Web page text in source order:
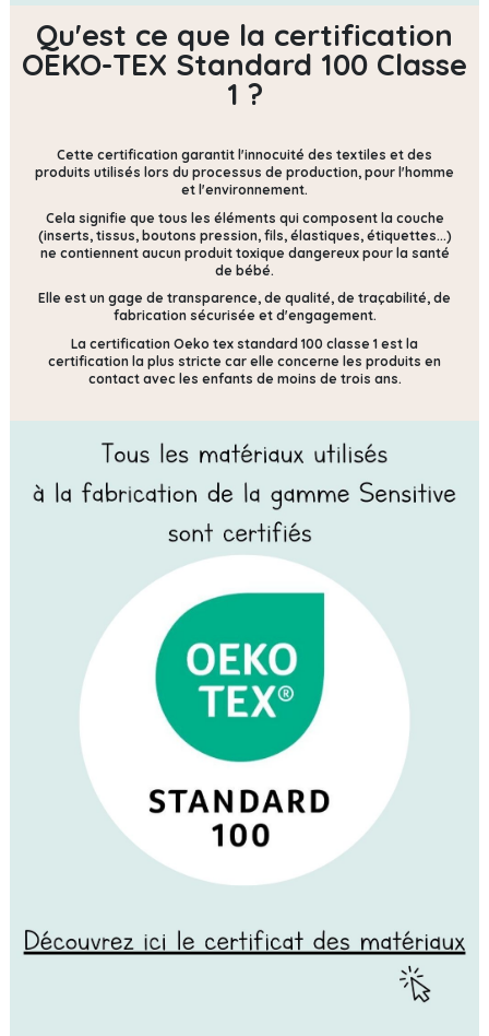
Qu'est ce que la certification
OEKO-TEX Standard 100 Classe
1 ?
Cette certification garantit l'innocuité des textiles et des
produits utilisés lors du processus de production, pour l'homme
et l'environnement.
Cela signifie que tous les éléments qui composent la couche
(inserts, tissus, boutons pression, fils, élastiques, étiquettes...)
ne contiennent aucun produit toxique dangereux pour la santé
de bébé.
Elle est un gage de transparence, de qualité, de traçabilité, de
fabrication sécurisée et d'engagement.
La certification Oeko tex standard 100 classe 1 est la
certification la plus stricte car elle concerne les produits en
contact avec les enfants de moins de trois ans.